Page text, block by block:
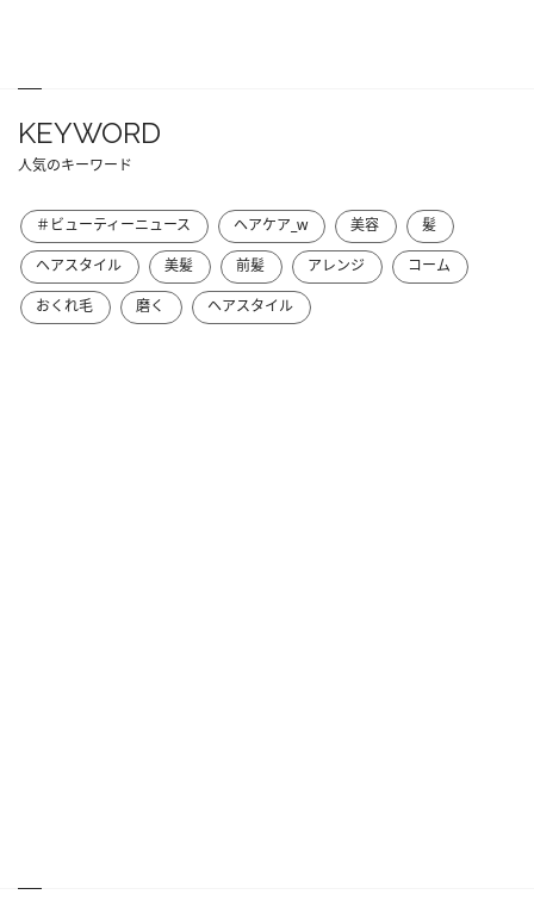
KEYWORD
人気のキーワード
＃ビューティーニュース ヘアケア_w 美容
髪
ヘアスタイル
美髪 前髪 アレンジ
コーム
おくれ毛
磨く ヘアスタイル